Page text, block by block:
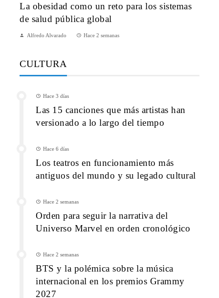
La obesidad como un reto para los sistemas
de salud pública global
Alfredo Alvarado Hace 2 semanas
CULTURA
Hace 3 días
Las 15 canciones que más artistas han
versionado a lo largo del tiempo
Hace 6 días
Los teatros en funcionamiento más
antiguos del mundo y su legado cultural
Hace 2 semanas
Orden para seguir la narrativa del
Universo Marvel en orden cronológico
Hace 2 semanas
BTS y la polémica sobre la música
internacional en los premios Grammy
2027